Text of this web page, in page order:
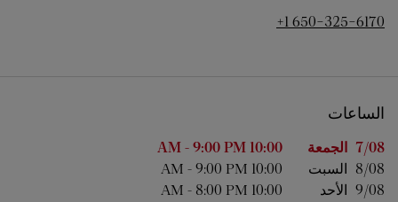
+1 650-325-6170
الساعات
اليوم من الأسبوع الساعات 7/08 الجمعة 10:00 AM
- 9:00 PM
8/08 السبت 10:00 AM
- 9:00 PM
9/08 الأحد 10:00 AM
- 8:00 PM